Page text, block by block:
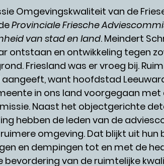
Omgevingskwaliteit van de
Provinciale Friesche
van stad en land. Meindert
ontstaan en ontwikkeling tegen
Friesland was er vroeg bij.
want hoofdstad
in ons land voorgegaan met
Naast het objectgerichte
hebben de leden van de
omgeving. Dat blijkt uit hun
en dempingen tot en met de
van de ruimtelijke